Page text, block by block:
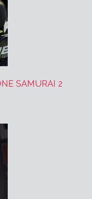
SAMURAI 2